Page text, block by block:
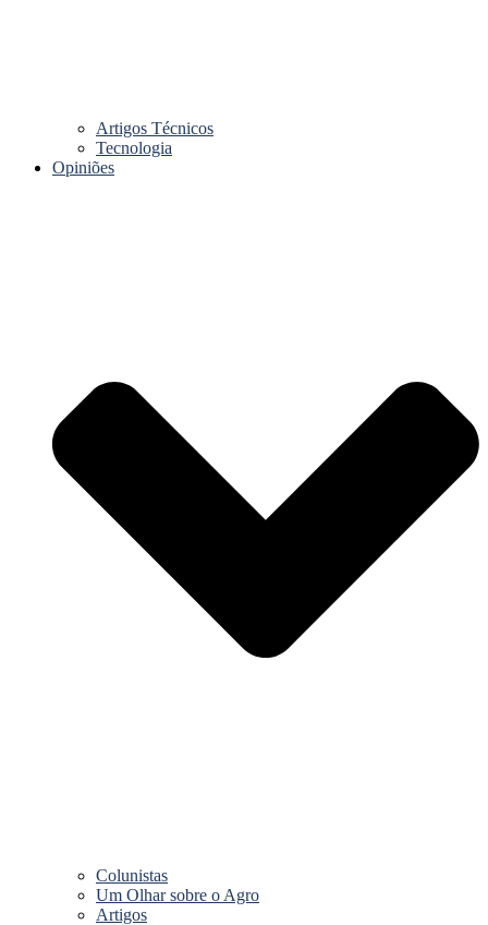
Artigos Técnicos
Tecnologia
Opiniões
Colunistas
Um Olhar sobre o Agro
Artigos